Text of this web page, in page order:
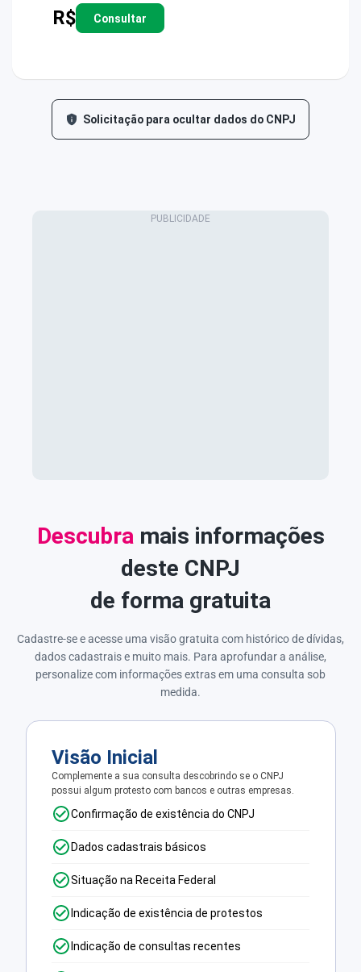
R$ Consultar
Solicitação para ocultar dados do CNPJ
Descubra mais informações
deste CNPJ
de forma gratuita
Cadastre-se e acesse uma visão gratuita com histórico de dívidas,
dados cadastrais e muito mais. Para aprofundar a análise,
personalize com informações extras em uma consulta sob
medida.
Visão Inicial
Complemente a sua consulta descobrindo se o CNPJ
possui algum protesto com bancos e outras empresas.
Confirmação de existência do CNPJ
Dados cadastrais básicos
Situação na Receita Federal
Indicação de existência de protestos
Indicação de consultas recentes